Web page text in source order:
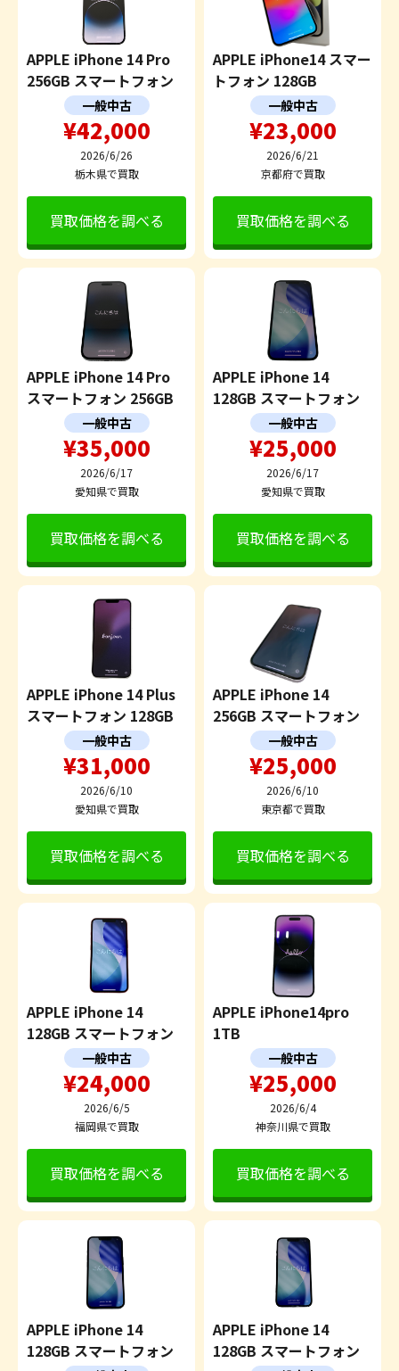
APPLE iPhone 14 Pro
256GB スマートフォン
一般中古
¥42,000
2026/6/26
栃木県で買取
買取価格を調べる
APPLE iPhone14 スマー
トフォン 128GB
一般中古
¥23,000
2026/6/21
京都府で買取
買取価格を調べる
APPLE iPhone 14 Pro
スマートフォン 256GB
一般中古
¥35,000
2026/6/17
愛知県で買取
買取価格を調べる
APPLE iPhone 14
128GB スマートフォン
一般中古
¥25,000
2026/6/17
愛知県で買取
買取価格を調べる
APPLE iPhone 14 Plus
スマートフォン 128GB
一般中古
¥31,000
2026/6/10
愛知県で買取
買取価格を調べる
APPLE iPhone 14
256GB スマートフォン
一般中古
¥25,000
2026/6/10
東京都で買取
買取価格を調べる
APPLE iPhone 14
128GB スマートフォン
一般中古
¥24,000
2026/6/5
福岡県で買取
買取価格を調べる
APPLE iPhone14pro
1TB
一般中古
¥25,000
2026/6/4
神奈川県で買取
買取価格を調べる
APPLE iPhone 14
128GB スマートフォン
APPLE iPhone 14
128GB スマートフォン